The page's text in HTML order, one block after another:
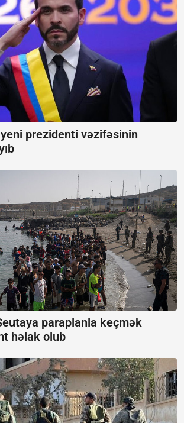
prezidenti vəzifəsinin
paraplanla keçmək
həlak olub